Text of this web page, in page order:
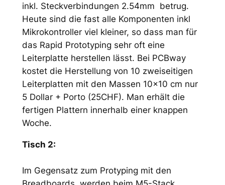
inkl. Steckverbindungen 2.54mm betrug.
Heute sind die fast alle Komponenten inkl
Mikrokontroller viel kleiner, so dass man für
das Rapid Prototyping sehr oft eine
Leiterplatte herstellen lässt. Bei PCBway
kostet die Herstellung von 10 zweiseitigen
Leiterplatten mit den Massen 10×10 cm nur
5 Dollar + Porto (25CHF). Man erhält die
fertigen Plattern innerhalb einer knappen
Woche.
Tisch 2:
Im Gegensatz zum Protyping mit den